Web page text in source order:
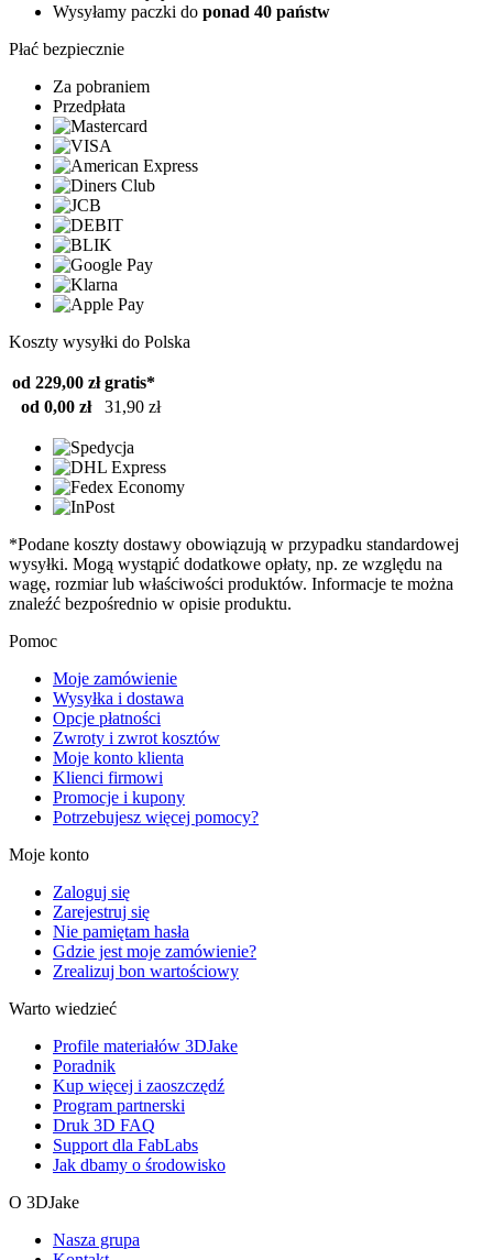
Wysyłamy paczki do ponad 40 państw
Płać bezpiecznie
Za pobraniem
Przedpłata
Koszty wysyłki do Polska
od 229,00 zł gratis*
od 0,00 zł
31,90 zł
*Podane koszty dostawy obowiązują w przypadku standardowej
wysyłki. Mogą wystąpić dodatkowe opłaty, np. ze względu na
wagę, rozmiar lub właściwości produktów. Informacje te można
znaleźć bezpośrednio w opisie produktu.
Pomoc
Moje zamówienie
Wysyłka i dostawa
Opcje płatności
Zwroty i zwrot kosztów
Moje konto klienta
Klienci firmowi
Promocje i kupony
Potrzebujesz więcej pomocy?
Moje konto
Zaloguj się
Zarejestruj się
Nie pamiętam hasła
Gdzie jest moje zamówienie?
Zrealizuj bon wartościowy
Warto wiedzieć
Profile materiałów 3DJake
Poradnik
Kup więcej i zaoszczędź
Program partnerski
Druk 3D FAQ
Support dla FabLabs
Jak dbamy o środowisko
O 3DJake
Nasza grupa